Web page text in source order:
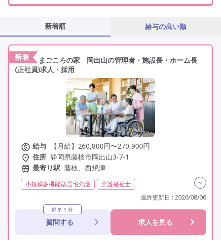
管理者・施設長・ホーム長 変更
施設形態を選ぶ
その他の条件を選ぶ
新着順 給与の高い順
新着
まごころの家 岡出山の管理者・施設長・ホーム長
(正社員)求人・採用
給与
【月給】260,800円〜270,900円
住所 静岡県藤枝市岡出山3-7-1
最寄り駅 藤枝、西焼津
小規模多機能型居宅介護
介護福祉士
初任者研修(ヘルパー2級)
夜勤専従 残業月20時間以内
常勤
社会保険完備
交通費支給
定年60歳以上
車通勤可
最終更新日 : 2026/08/06
簡単１分
質問する 求人を見る